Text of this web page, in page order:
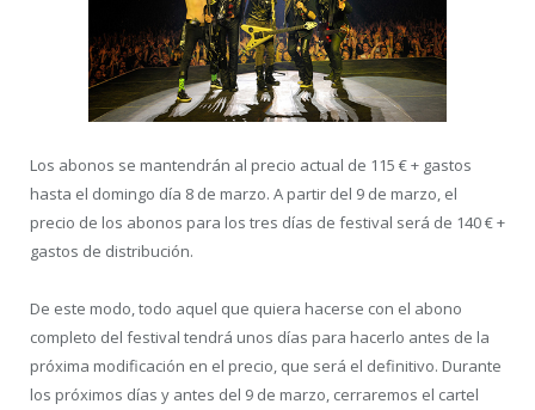
Los abonos se mantendrán al precio actual de 115 € + gastos
hasta el domingo día 8 de marzo. A partir del 9 de marzo, el
precio de los abonos para los tres días de festival será de 140 € +
gastos de distribución.
De este modo, todo aquel que quiera hacerse con el abono
completo del festival tendrá unos días para hacerlo antes de la
próxima modificación en el precio, que será el definitivo. Durante
los próximos días y antes del 9 de marzo, cerraremos el cartel